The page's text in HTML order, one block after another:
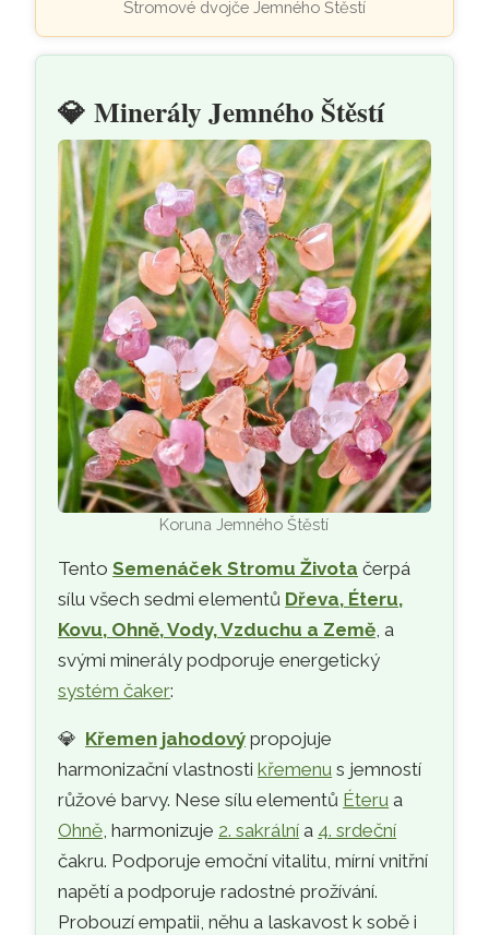
Stromové dvojče Jemného Štěstí
💎Minerály Jemného Štěstí
Koruna Jemného Štěstí
TentoSemenáček Stromu Života čerpá
sílu všech sedmi elementů Dřeva, Éteru,
Kovu, Ohně, Vody, Vzduchu a Země, a
svými minerály podporuje energetický
systém čaker:
💎 Křemen jahodový propojuje
harmonizační vlastnostikřemenu s jemností
růžové barvy. Nese sílu elementů Éteru a
Ohně, harmonizuje 2. sakrální a 4. srdeční
čakru. Podporuje emoční vitalitu, mírní vnitřní
napětí a podporuje radostné prožívání.
Probouzí empatii, něhu a laskavost k sobě i